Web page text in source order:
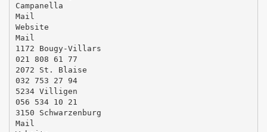
Campanella
Mail
Website
Mail
1172 Bougy-Villars
021 808 61 77
2072 St. Blaise
032 753 27 94
5234 Villigen
056 534 10 21
3150 Schwarzenburg
Mail